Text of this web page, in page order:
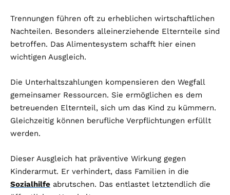
Trennungen führen oft zu erheblichen wirtschaftlichen
Nachteilen. Besonders alleinerziehende Elternteile sind
betroffen. Das Alimentesystem schafft hier einen
wichtigen Ausgleich.
Die Unterhaltszahlungen kompensieren den Wegfall
gemeinsamer Ressourcen. Sie ermöglichen es dem
betreuenden Elternteil, sich um das Kind zu kümmern.
Gleichzeitig können berufliche Verpflichtungen erfüllt
werden.
Dieser Ausgleich hat präventive Wirkung gegen
Kinderarmut. Er verhindert, dass Familien in die
Sozialhilfe abrutschen. Das entlastet letztendlich die